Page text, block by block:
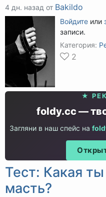
4 дн. назад от Bakildo
Войдите или
записи.
Категория:
2
★
foldy.cc —
Загляни в наш спейс на
Тест: Какая
масть?